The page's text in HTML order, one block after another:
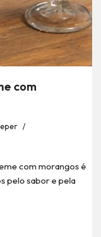
com
com morangos é
pelo sabor e pela